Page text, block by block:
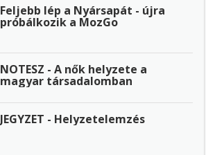
Feljebb lép a Nyársapát - újra
próbálkozik a MozGo
NOTESZ - A nők helyzete a
magyar társadalomban
JEGYZET - Helyzetelemzés